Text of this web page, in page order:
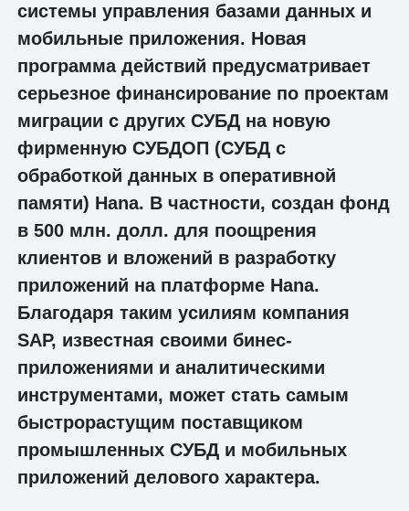
системы управления базами данных и
мобильные приложения. Новая
программа действий предусматривает
серьезное финансирование по проектам
миграции с других СУБД на новую
фирменную СУБДОП (СУБД с
обработкой данных в оперативной
памяти) Hana. В частности, создан фонд
в 500 млн. долл. для поощрения
клиентов и вложений в разработку
приложений на платформе Hana.
Благодаря таким усилиям компания
SAP, известная своими бинес-
приложениями и аналитическими
инструментами, может стать самым
быстрорастущим поставщиком
промышленных СУБД и мобильных
приложений делового характера.